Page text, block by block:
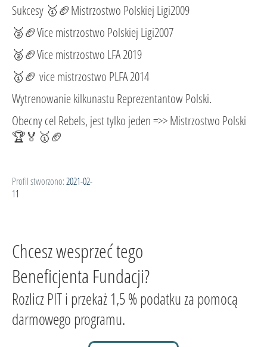
Sukcesy 🥇🏈Mistrzostwo Polskiej Ligi2009
🥈🏈Vice mistrzostwo Polskiej Ligi2007
🥈🏈Vice mistrzostwo LFA 2019
🥇🏈 vice mistrzostwo PLFA 2014
Wytrenowanie kilkunastu Reprezentantow Polski.
Obecny cel Rebels, jest tylko jeden =>> Mistrzostwo Polski
🏆🏅🥇🏈
Profil stworzono: 2021-02-
11
Chcesz wesprzeć tego
Beneficjenta Fundacji?
Rozlicz PIT i przekaż 1,5 % podatku za pomocą
darmowego programu.